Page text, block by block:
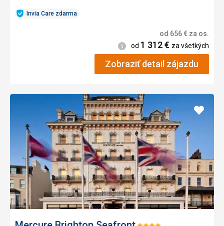
Invia Care zdarma
od 656€ za os.
Informácie
od 1 312€ za všetkých
Zobraziť detail zájazdu
Pridať